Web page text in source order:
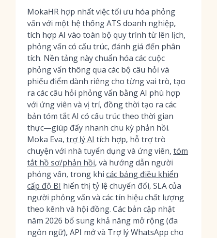
MokaHR hợp nhất việc tối ưu hóa phỏng
vấn với một hệ thống ATS doanh nghiệp,
tích hợp AI vào toàn bộ quy trình từ lên lịch,
phỏng vấn có cấu trúc, đánh giá đến phân
tích. Nền tảng này chuẩn hóa các cuộc
phỏng vấn thông qua các bộ câu hỏi và
phiếu điểm dành riêng cho từng vai trò, tạo
ra các câu hỏi phỏng vấn bằng AI phù hợp
với ứng viên và vị trí, đồng thời tạo ra các
bản tóm tắt AI có cấu trúc theo thời gian
thực—giúp đẩy nhanh chu kỳ phản hồi.
Moka Eva, trợ lý AI tích hợp, hỗ trợ trò
chuyện với nhà tuyển dụng và ứng viên, tóm
tắt hồ sơ/phản hồi, và hướng dẫn người
phỏng vấn, trong khi các bảng điều khiển
cấp độ BI hiển thị tỷ lệ chuyển đổi, SLA của
người phỏng vấn và các tín hiệu chất lượng
theo kênh và hội đồng. Các bản cập nhật
năm 2026 bổ sung khả năng mở rộng (đa
ngôn ngữ), API mở và Trợ lý WhatsApp cho